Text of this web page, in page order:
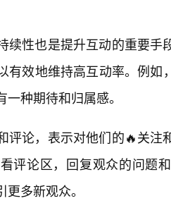
续性也是提升互动的重要手
有效地维持高互动率。例如
种期待和归属感。
评论，表示对他们的🔥关注
评论区，回复观众的问题
多新观众。